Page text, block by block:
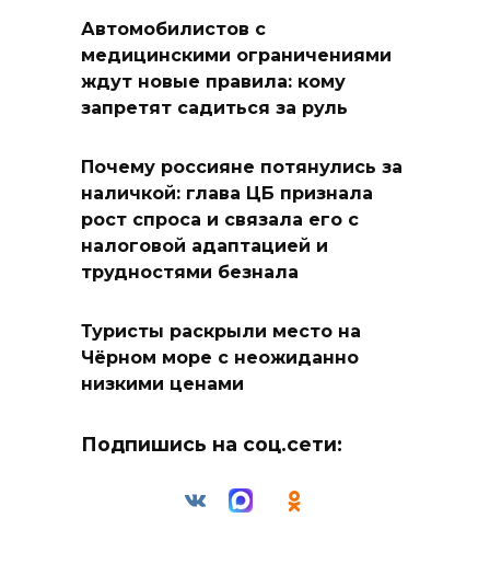
Автомобилистов с
медицинскими ограничениями
ждут новые правила: кому
запретят садиться за руль
Почему россияне потянулись за
наличкой: глава ЦБ признала
рост спроса и связала его с
налоговой адаптацией и
трудностями безнала
Туристы раскрыли место на
Чёрном море с неожиданно
низкими ценами
Подпишись на соц.сети: